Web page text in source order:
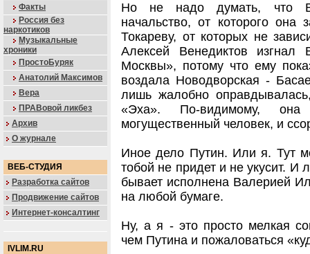
Факты
Россия без
наркотиков
Музыкальные
хроники
ПростоБуряк
Анатолий Максимов
Вера
ПРАВовой ликбез
Архив
О журнале
ВЕБ-СТУДИЯ
Разработка сайтов
Продвижение сайтов
Интернет-консалтинг
IVLIM.RU
Но не надо думать, что
начальство, от которого она
Токареву, от которых не
Алексей Венедиктов
Москвы», потому что ему
воздала Новодворская -
лишь жалобно
«Эха». По-видимому,
могущественный человек, и
Иное дело Путин. Или я. Тут
тобой не придет и не укусит.
бывает исполнена Валерией
на любой бумаге.
Ну, а я - это просто мелкая
чем Путина и пожаловаться